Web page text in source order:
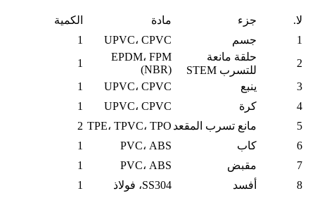
لا. جزء مادة
الكمية
1
جسم UPVC، CPVC
1
2
حلقة مانعة
للتسرب STEM
EPDM، FPM
(NBR)
1
3
ينبع UPVC، CPVC
1
4
كرة UPVC، CPVC
1
5
مانع تسرب المقعد TPE، TPVC، TPO 2
6
كاب PVC، ABS
1
7
مقبض PVC، ABS
1
8
أفسد SS304، فولاذ 1